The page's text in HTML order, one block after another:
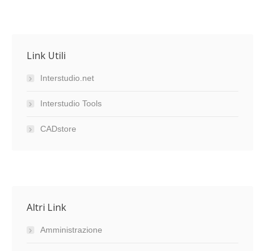
Link Utili
Interstudio.net
Interstudio Tools
CADstore
Altri Link
Amministrazione